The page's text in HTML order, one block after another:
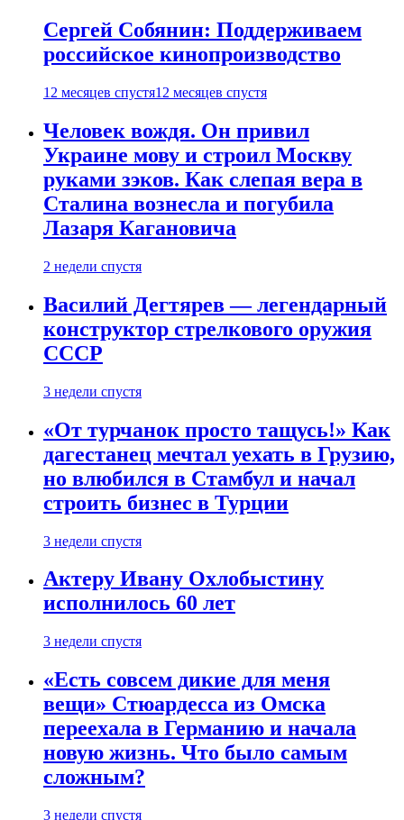
Сергей Собянин: Поддерживаем
российское кинопроизводство
12 месяцев спустя12 месяцев спустя
Человек вождя. Он привил
Украине мову и строил Москву
руками зэков. Как слепая вера в
Сталина вознесла и погубила
Лазаря Кагановича
2 недели спустя
Василий Дегтярев — легендарный
конструктор стрелкового оружия
СССР
3 недели спустя
«От турчанок просто тащусь!» Как
дагестанец мечтал уехать в Грузию,
но влюбился в Стамбул и начал
строить бизнес в Турции
3 недели спустя
Актеру Ивану Охлобыстину
исполнилось 60 лет
3 недели спустя
«Есть совсем дикие для меня
вещи» Стюардесса из Омска
переехала в Германию и начала
новую жизнь. Что было самым
сложным?
3 недели спустя